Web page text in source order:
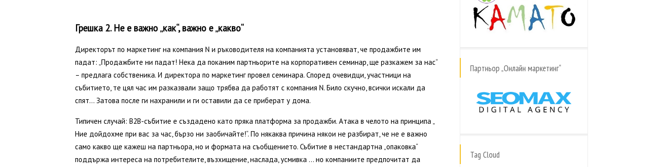
Грешка 2. Не е важно „как“, важно е „какво“
Директорът по маркетинг на компания N и ръководителя на компанията установяват, че продажбите им
падат: „Продажбите ни падат! Нека да поканим партньорите на корпоративен семинар, ще разкажем за нас“
– предлага собственика. И директора по маркетинг провел семинара. Според очевидци, участници на
събитието, те цял час им разказвали защо трябва да работят с компания N. Било скучно, всички искали да
спят… Затова после ги нахранили и ги оставили да се приберат у дома.
Типичен случай: B2B-събитие е създадено като пряка платформа за продажби. Атака в челото на принципа „
Ние дойдохме при вас за час, бързо ни заобичайте!“. По някаква причина някои не разбират, че не е важно
само какво ще кажеш на партньора, но и формата на съобщението. Събитие в нестандартна „опаковка“
поддържа интереса на потребителите, възхищение, наслада, усмивка … но компаниите предпочитат да
Партньор „Онлайн маркетинг“
Tag Cloud